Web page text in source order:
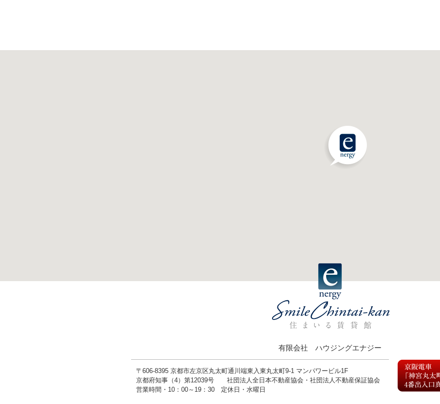
有限会社 ハウジングエナジー
〒606-8395 京都市左京区丸太町通川端東入東丸太町9-1 マンパワービル1F
京都府知事（4）第12039号 社団法人全日本不動産協会・社団法人不動産保証協会
営業時間・10：00～19：30 定休日・水曜日